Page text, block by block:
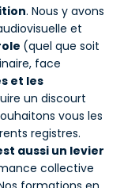
. Nous y avons
et
(quel que soit
face
et les
un discourt
vous les
registres.
aussi un levier
collective